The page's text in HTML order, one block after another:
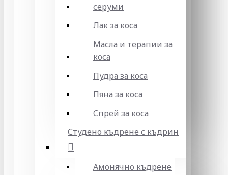
серуми
Лак за коса
Масла и терапии за
коса
Пудра за коса
Пяна за коса
Спрей за коса
Студено къдрене с къдрин
Амонячно къдрене